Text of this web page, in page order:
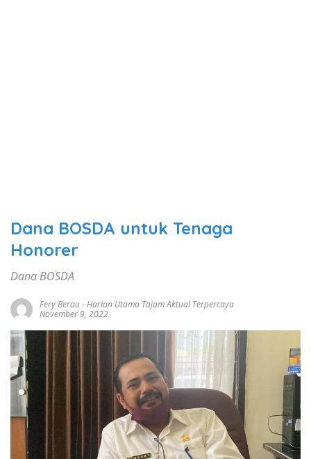
Dana BOSDA untuk Tenaga
Honorer
Dana BOSDA
Fery Berau-Harian Utama Tajam Aktual Terpercaya
November 9, 2022